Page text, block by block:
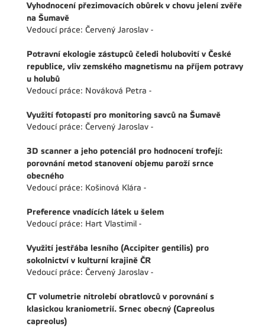
Vyhodnocení přezimovacích obůrek v chovu jelení zvěře
na Šumavě
Vedoucí práce: Červený Jaroslav -
Potravní ekologie zástupců čeledi holubovití v České
republice, vliv zemského magnetismu na příjem potravy
u holubů
Vedoucí práce: Nováková Petra -
Využití fotopastí pro monitoring savců na Šumavě
Vedoucí práce: Červený Jaroslav -
3D scanner a jeho potenciál pro hodnocení trofejí:
porovnání metod stanovení objemu paroží srnce
obecného
Vedoucí práce: Košinová Klára -
Preference vnadících látek u šelem
Vedoucí práce: Hart Vlastimil -
Využití jestřába lesního (Accipiter gentilis) pro
sokolnictví v kulturní krajině ČR
Vedoucí práce: Červený Jaroslav -
CT volumetrie nitrolebí obratlovců v porovnání s
klasickou kraniometrií. Srnec obecný (Capreolus
capreolus)